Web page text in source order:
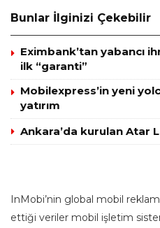
Bunlar İlginizi Çekebilir
Eximbank’tan yabancı
ilk “garanti”
Mobilexpress’in yeni
yatırım
Ankara’da kurulan Atar
InMobi’nin global mobil
ettiği veriler mobil işletim